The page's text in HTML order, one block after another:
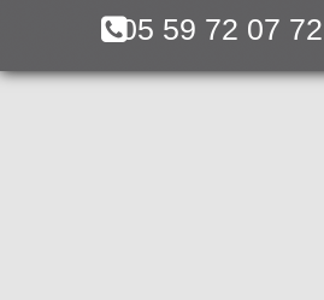
05 59 72 07